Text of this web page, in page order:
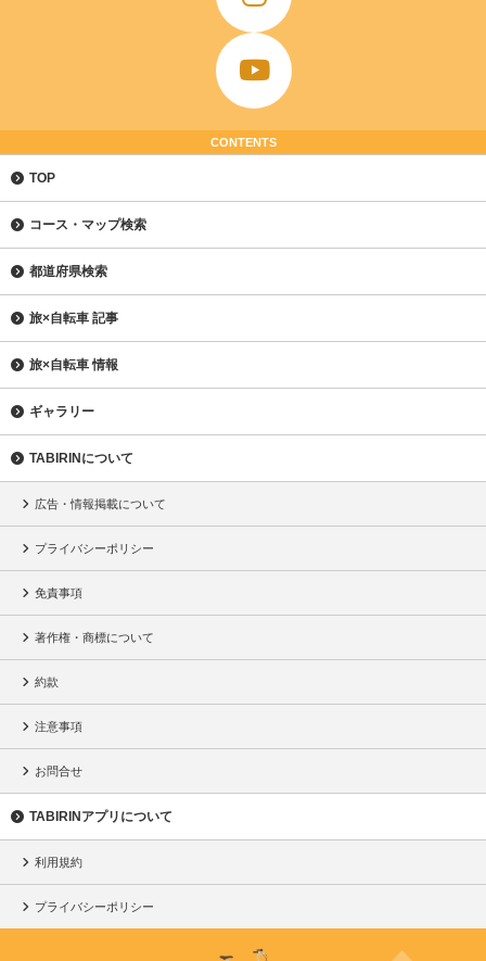
CONTENTS
TOP
コース・マップ検索
都道府県検索
旅×自転車 記事
旅×自転車 情報
ギャラリー
TABIRINについて
広告・情報掲載について
プライバシーポリシー
免責事項
著作権・商標について
約款
注意事項
お問合せ
TABIRINアプリについて
利用規約
プライバシーポリシー